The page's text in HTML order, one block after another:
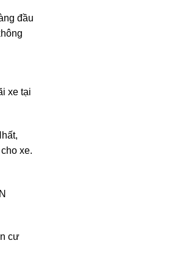
đầu
xe tại
xe.
cư